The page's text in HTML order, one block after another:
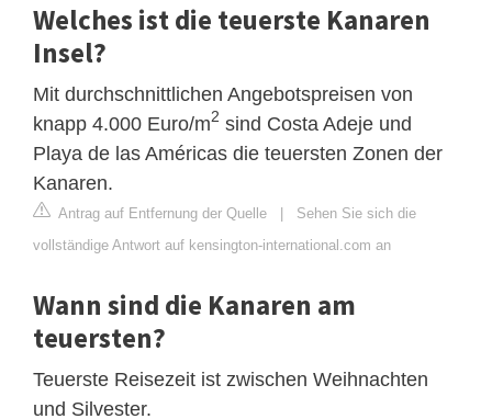
Welches ist die teuerste Kanaren
Insel?
Mit durchschnittlichen Angebotspreisen von
knapp 4.000 Euro/m2 sind Costa Adeje und
Playa de las Américas die teuersten Zonen der
Kanaren.
Antrag auf Entfernung der Quelle | Sehen Sie sich die
vollständige Antwort auf kensington-international.com an
Wann sind die Kanaren am
teuersten?
Teuerste Reisezeit ist zwischen Weihnachten
und Silvester.